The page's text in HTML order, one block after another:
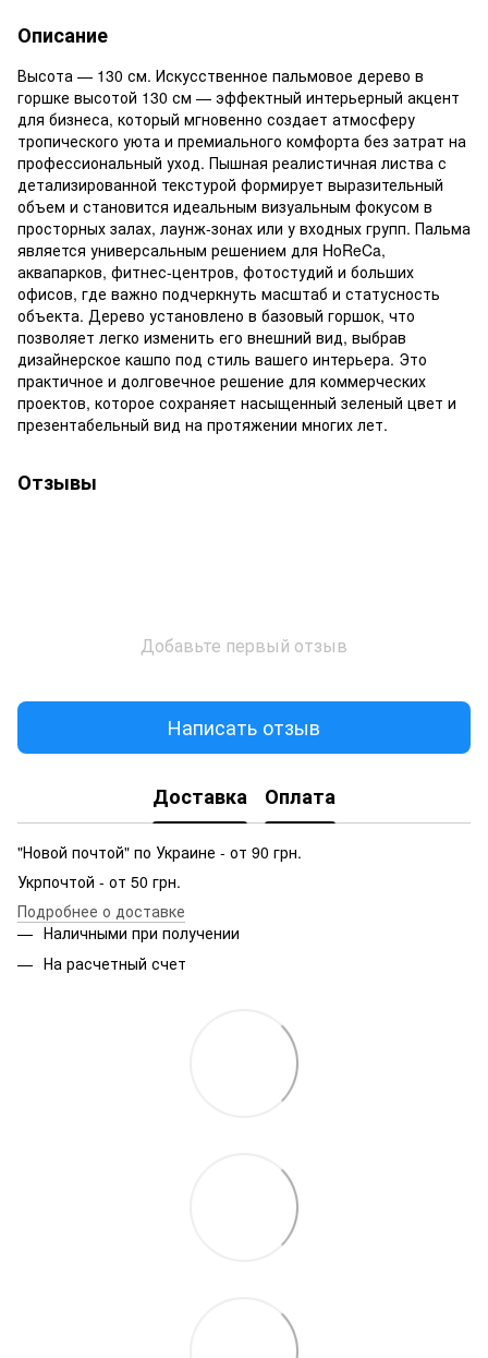
Описание
Высота — 130 см. Искусственное пальмовое дерево в
горшке высотой 130 см — эффектный интерьерный акцент
для бизнеса, который мгновенно создает атмосферу
тропического уюта и премиального комфорта без затрат на
профессиональный уход. Пышная реалистичная листва с
детализированной текстурой формирует выразительный
объем и становится идеальным визуальным фокусом в
просторных залах, лаунж-зонах или у входных групп. Пальма
является универсальным решением для HoReCa,
аквапарков, фитнес-центров, фотостудий и больших
офисов, где важно подчеркнуть масштаб и статусность
объекта. Дерево установлено в базовый горшок, что
позволяет легко изменить его внешний вид, выбрав
дизайнерское кашпо под стиль вашего интерьера. Это
практичное и долговечное решение для коммерческих
проектов, которое сохраняет насыщенный зеленый цвет и
презентабельный вид на протяжении многих лет.
Отзывы
Добавьте первый отзыв
Написать отзыв
Доставка Оплата
"Новой почтой" по Украине - от 90 грн.
Укрпочтой - от 50 грн.
Подробнее о доставке
Наличными при получении
На расчетный счет